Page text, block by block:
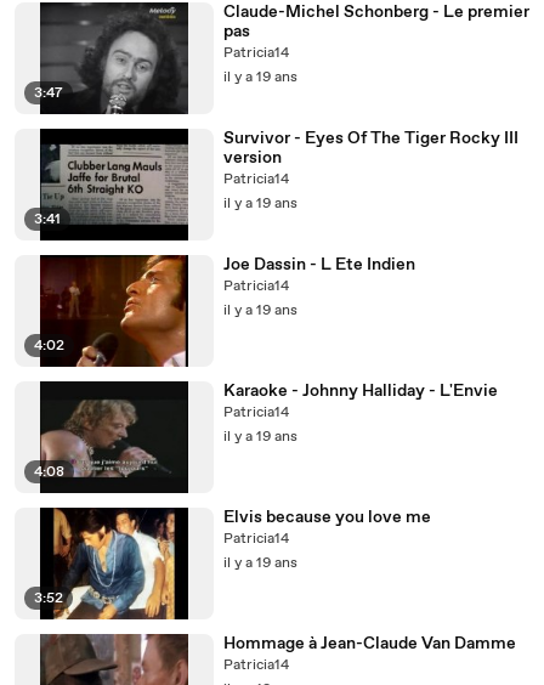
3:47
Claude-Michel Schonberg - Le premier
pas
Patricia14
il y a 19 ans
3:41
Survivor - Eyes Of The Tiger Rocky III
version
Patricia14
il y a 19 ans
4:02
Joe Dassin - L Ete Indien
Patricia14
il y a 19 ans
4:08
Karaoke - Johnny Halliday - L'Envie
Patricia14
il y a 19 ans
3:52
Elvis because you love me
Patricia14
il y a 19 ans
Hommage à Jean-Claude Van Damme
Patricia14